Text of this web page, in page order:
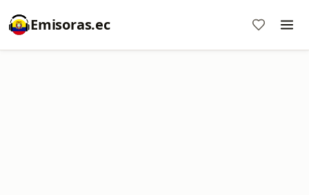
Emisoras.ec